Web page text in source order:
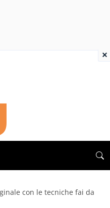
con le tecniche fai da
×